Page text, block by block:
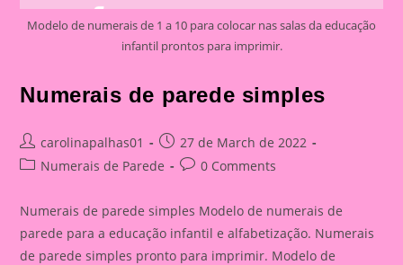
Modelo de numerais de 1 a 10 para colocar nas salas da educação
infantil prontos para imprimir.
Numerais de parede simples
Post
author:
carolinapalhas01
Post
published:
27 de March de 2022
PostNumerais de Parede
Post0 Comments
Numerais de parede simples Modelo de numerais de
parede para a educação infantil e alfabetização. Numerais
de parede simples pronto para imprimir. Modelo de